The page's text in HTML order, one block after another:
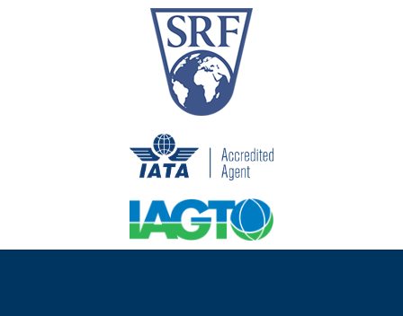
SOCIALA MEDIER
NYHETSBREV
Jag samtycker till dataskyddspolicyn.
Läs vår dataskyddspolicy här »